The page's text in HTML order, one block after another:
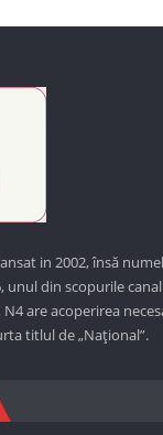
in 2002, însă
unul din scopurile
N4 are acoperirea
titlul de „Național”.